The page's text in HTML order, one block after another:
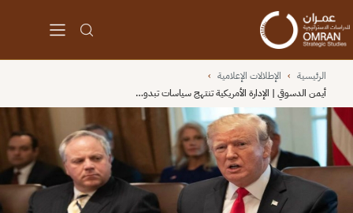
الرئيسية › الإطلالات الإعلامية ›
أيمن الدسوقي | الإدارة الأمريكية تنتهج سياسات تبدو…